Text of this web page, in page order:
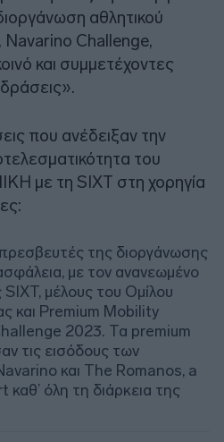
αθλητικού
Navarino Challenge,
και συμμετέχοντες
που ανέδειξαν την
του
με τη SIXT στη χορηγία
της διοργάνωσης
με τον ανανεωμένο
μέλους του Ομίλου
Premium Mobility
2023. Τα premium
τις εισόδους των
και The Romanos, a
όλη τη διάρκεια της